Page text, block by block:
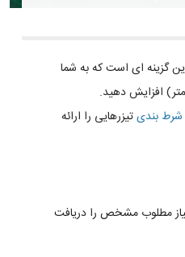
گزینه ای است که به شما
افزایش دهید.
شرط بندیتیزرهایی را ارائه
مطلوب مشخص را دریافت